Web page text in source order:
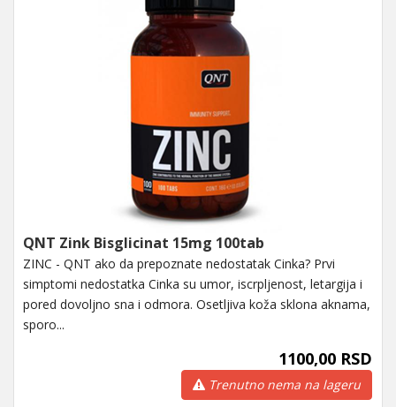
QNT Zink Bisglicinat 15mg 100tab
ZINC - QNT ako da prepoznate nedostatak Cinka? Prvi
simptomi nedostatka Cinka su umor, iscrpljenost, letargija i
pored dovoljno sna i odmora. Osetljiva koža sklona aknama,
sporo...
1100,00 RSD
Trenutno nema na lageru